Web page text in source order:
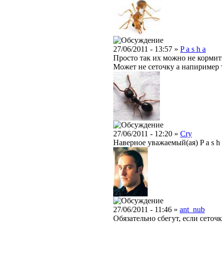
27/06/2011 - 13:57 » P a s h a
Просто так их можно не
Может не сеточку а напиример
27/06/2011 - 12:20 » Cry
Наверное уважаемый(ая) P a s
27/06/2011 - 11:46 » ant_nub
Обязательно сбегут, если